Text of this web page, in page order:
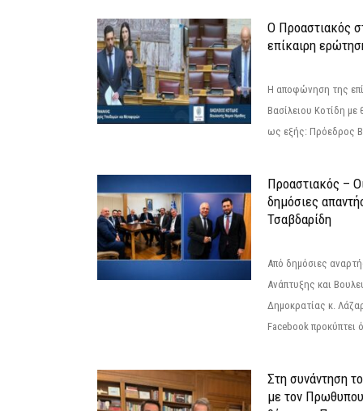
Ο Προαστιακός
επίκαιρη
Η αποφώνηση της
Βασίλειου Κοτίδη με
ως εξής: Πρόεδρος
Προαστιακός –
δημόσιες
Τσαβδαρίδη
Από δημόσιες
Ανάπτυξης και
Δημοκρατίας κ.
Facebook προκύπτει
Στη συνάντηση
με τον